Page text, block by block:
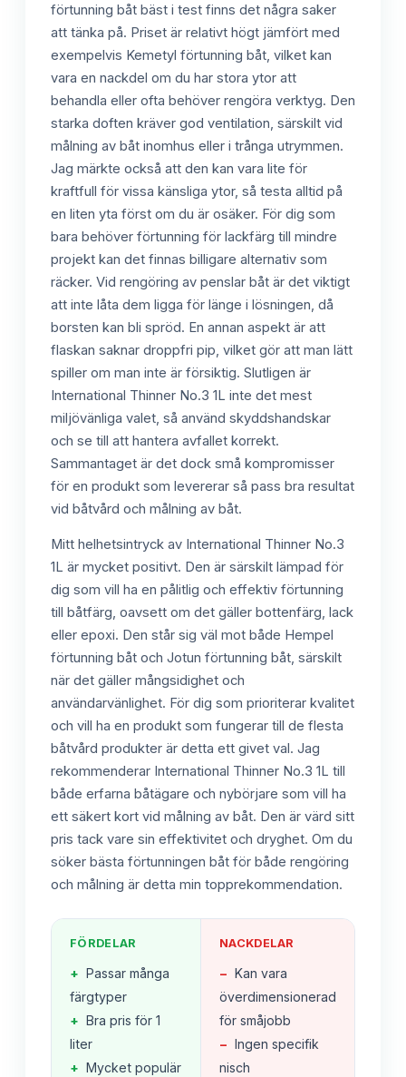
förtunning båt bäst i test finns det några saker
att tänka på. Priset är relativt högt jämfört med
exempelvis Kemetyl förtunning båt, vilket kan
vara en nackdel om du har stora ytor att
behandla eller ofta behöver rengöra verktyg. Den
starka doften kräver god ventilation, särskilt vid
målning av båt inomhus eller i trånga utrymmen.
Jag märkte också att den kan vara lite för
kraftfull för vissa känsliga ytor, så testa alltid på
en liten yta först om du är osäker. För dig som
bara behöver förtunning för lackfärg till mindre
projekt kan det finnas billigare alternativ som
räcker. Vid rengöring av penslar båt är det viktigt
att inte låta dem ligga för länge i lösningen, då
borsten kan bli spröd. En annan aspekt är att
flaskan saknar droppfri pip, vilket gör att man lätt
spiller om man inte är försiktig. Slutligen är
International Thinner No.3 1L inte det mest
miljövänliga valet, så använd skyddshandskar
och se till att hantera avfallet korrekt.
Sammantaget är det dock små kompromisser
för en produkt som levererar så pass bra resultat
vid båtvård och målning av båt.
Mitt helhetsintryck av International Thinner No.3
1L är mycket positivt. Den är särskilt lämpad för
dig som vill ha en pålitlig och effektiv förtunning
till båtfärg, oavsett om det gäller bottenfärg, lack
eller epoxi. Den står sig väl mot både Hempel
förtunning båt och Jotun förtunning båt, särskilt
när det gäller mångsidighet och
användarvänlighet. För dig som prioriterar kvalitet
och vill ha en produkt som fungerar till de flesta
båtvård produkter är detta ett givet val. Jag
rekommenderar International Thinner No.3 1L till
både erfarna båtägare och nybörjare som vill ha
ett säkert kort vid målning av båt. Den är värd sitt
pris tack vare sin effektivitet och dryghet. Om du
söker bästa förtunningen båt för både rengöring
och målning är detta min topprekommendation.
FÖRDELAR
+ Passar många
färgtyper
+ Bra pris för 1
liter
+ Mycket populär
NACKDELAR
− Kan vara
överdimensionerad
för småjobb
− Ingen specifik
nisch